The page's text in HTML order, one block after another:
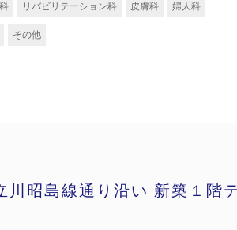
リバビリテーション科 皮膚科 婦人科
その他
川昭島線通り沿い 新築１階